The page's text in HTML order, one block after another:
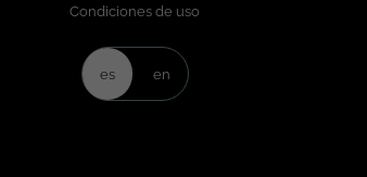
Condiciones de uso
es en